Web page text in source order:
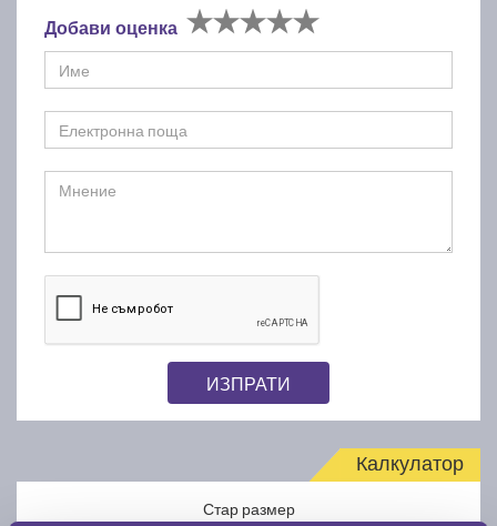
Добави оценка
ИЗПРАТИ
Калкулатор
Стар размер